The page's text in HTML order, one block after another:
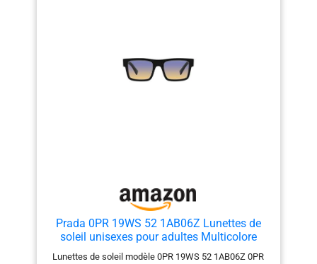
Prada 0PR 19WS 52 1AB06Z Lunettes de
soleil unisexes pour adultes Multicolore
Taille unique
Lunettes de soleil modèle 0PR 19WS 52 1AB06Z 0PR